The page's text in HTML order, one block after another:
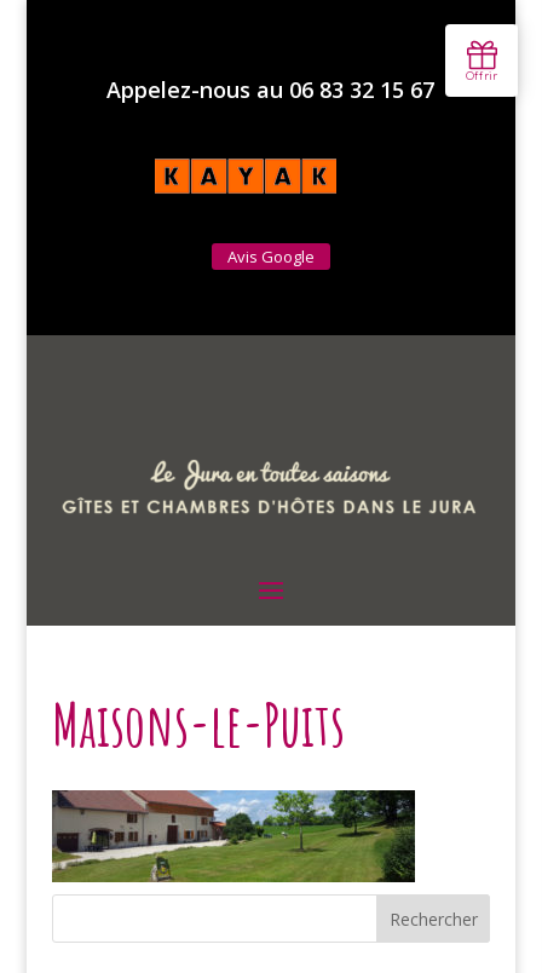
Appelez-nous au 06 83 32 15 67
Avis Google
Maisons-le-Puits